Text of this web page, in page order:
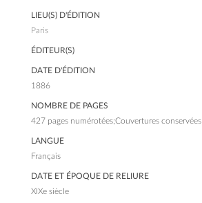
LIEU(S) D'ÉDITION
Paris
ÉDITEUR(S)
DATE D'ÉDITION
1886
NOMBRE DE PAGES
427 pages numérotées;Couvertures conservées
LANGUE
Français
DATE ET ÉPOQUE DE RELIURE
XIXe siècle